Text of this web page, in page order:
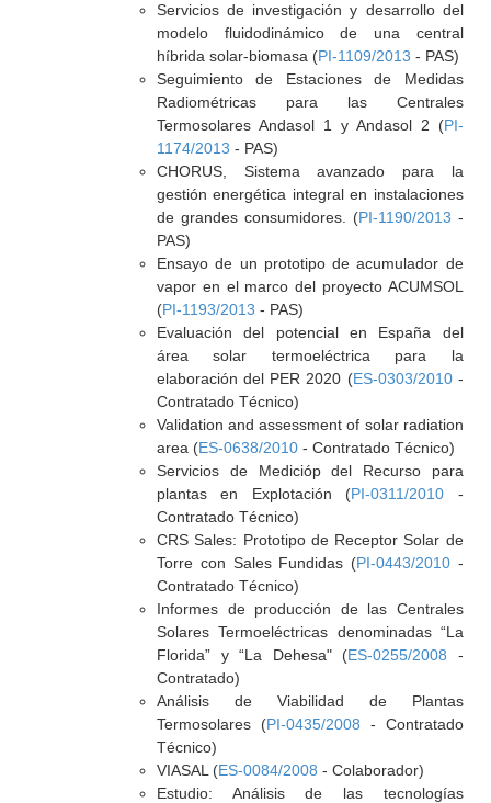
Servicios de investigación y desarrollo del
modelo fluidodinámico de una central
híbrida solar-biomasa (PI-1109/2013 - PAS)
Seguimiento de Estaciones de Medidas
Radiométricas para las Centrales
Termosolares Andasol 1 y Andasol 2 (PI-
1174/2013 - PAS)
CHORUS, Sistema avanzado para la
gestión energética integral en instalaciones
de grandes consumidores. (PI-1190/2013 -
PAS)
Ensayo de un prototipo de acumulador de
vapor en el marco del proyecto ACUMSOL
(PI-1193/2013 - PAS)
Evaluación del potencial en España del
área solar termoeléctrica para la
elaboración del PER 2020 (ES-0303/2010-
Contratado Técnico)
Validation and assessment of solar radiation
area (ES-0638/2010- Contratado Técnico)
Servicios de Medicióp del Recurso para
plantas en Explotación (PI-0311/2010 -
Contratado Técnico)
CRS Sales: Prototipo de Receptor Solar de
Torre con Sales Fundidas (PI-0443/2010 -
Contratado Técnico)
Informes de producción de las Centrales
Solares Termoeléctricas denominadas “La
Florida” y “La Dehesa" (ES-0255/2008 -
Contratado)
Análisis de Viabilidad de Plantas
Termosolares (PI-0435/2008 - Contratado
Técnico)
VIASAL (ES-0084/2008 - Colaborador)
Estudio: Análisis de las tecnologías